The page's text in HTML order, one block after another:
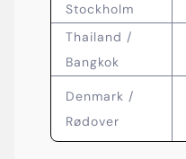
Stockholm
Thailand /
Bangkok
Denmark /
Rødover